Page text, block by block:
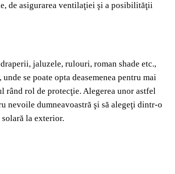
de asigurarea ventilaţiei şi a posibilităţii
jaluzele, rulouri, roman shade etc.,
se poate opta deasemenea pentru mai
rând rol de protecţie. Alegerea unor astfel
nevoile dumneavoastră şi să alegeţi dintr-o
la exterior.